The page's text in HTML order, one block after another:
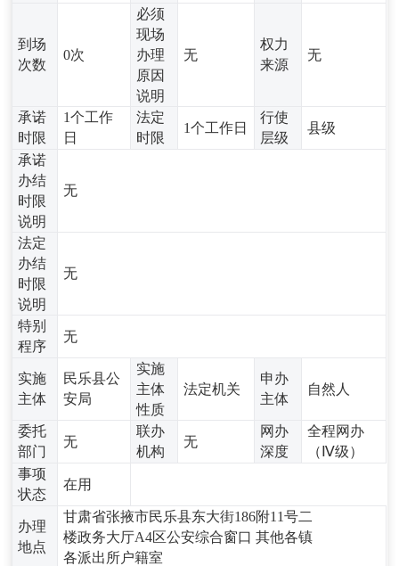
到场
次数
0次
必须
现场
办理
原因
说明
无
权力
来源
无
承诺
时限
1个工作
日
法定
时限
1个工作日
行使
层级
县级
承诺
办结
时限
说明
无
法定
办结
时限
说明
无
特别
程序
无
实施
主体
民乐县公
安局
实施
主体
性质
法定机关
申办
主体
自然人
委托
部门
无
联办
机构
无
网办
深度
全程网办
（Ⅳ级）
事项
状态
在用
办理
地点
甘肃省张掖市民乐县东大街186附11号二
楼政务大厅A4区公安综合窗口 其他各镇
各派出所户籍室